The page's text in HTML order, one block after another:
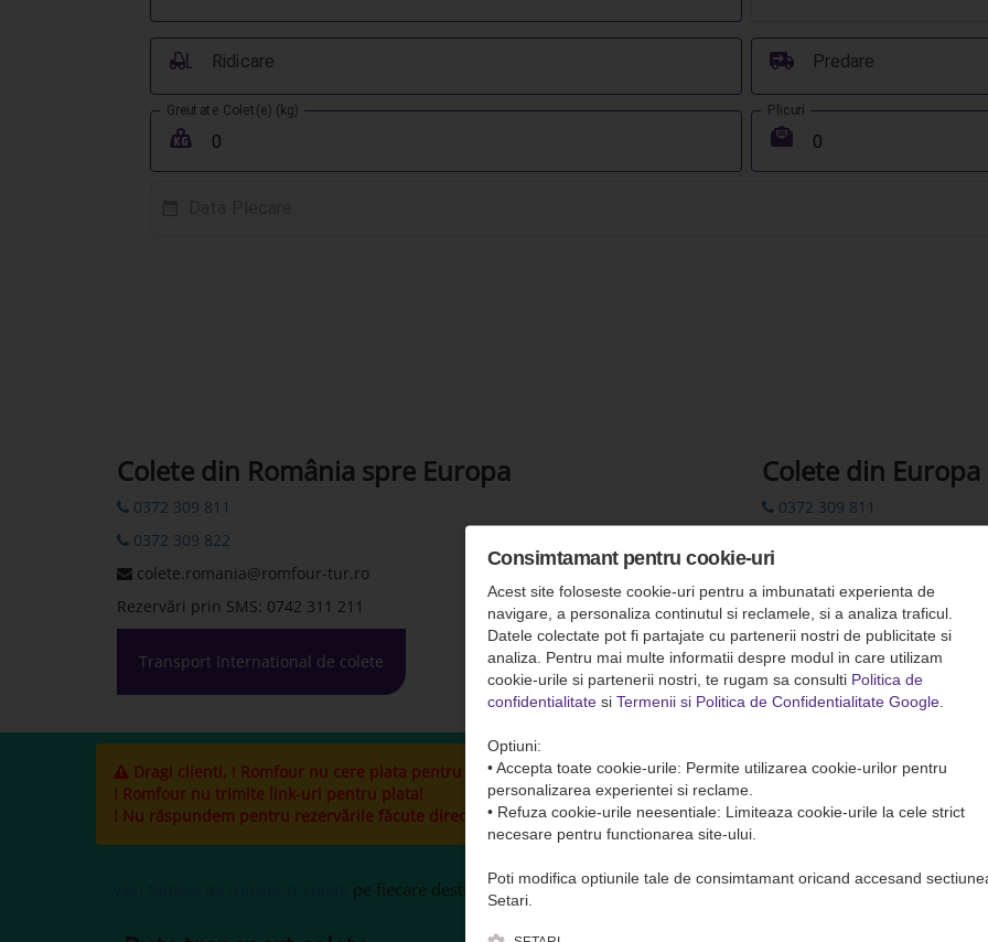
Ridicare
󰟉 Predare
󰔾
Greutate Colet(e) (kg)
󰖢
Plicuri
󰾱
Colete din România spre Europa
0372 309 811
0372 309 822
colete.romania@romfour-tur.ro
Rezervări prin SMS: 0742 311 211
Transport International de colete
Colete din
0372 309 811
colete.europa@romfour-
Rezervări prin SMS: 0742 311
Dragi clienti, ! Romfour nu cere plata pentru colete( transport marfa) in avans. Plata se face DOAR pe site sau
! Romfour nu trimite link-uri pentru plata!
! Nu răspundem pentru rezervările făcute direct la șofer și cele care nu trec prin dispecerat!
pe fiecare destinație, inclusiv calculul volumetric ·condițiile de transport
Consimtamant pentru cookie-uri
Acest site foloseste cookie-uri pentru a imbunatati experienta de
navigare, a personaliza continutul si reclamele, si a analiza traficul.
Datele colectate pot fi partajate cu partenerii nostri de publicitate si
analiza. Pentru mai multe informatii despre modul in care utilizam
cookie-urile si partenerii nostri, te rugam sa consulti Politica de
confidentialitate si Termenii si Politica de Confidentialitate Google
Optiuni:
• Accepta toate cookie-urile: Permite utilizarea cookie-urilor pentru
personalizarea experientei si reclame.
• Refuza cookie-urile neesentiale: Limiteaza cookie-urile la cele strict
necesare pentru functionarea site-ului.
Poti modifica optiunile tale de consimtamant oricand accesand
Setari.